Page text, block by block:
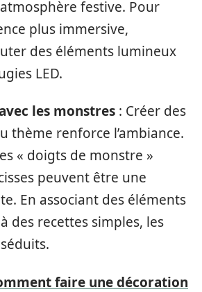
festive. Pour
plus immersive,
des éléments lumineux
LED.
les monstres : Créer des
thème renforce l’ambiance.
« doigts de monstre »
peuvent être une
En associant des éléments
des recettes simples, les
faire une décoration